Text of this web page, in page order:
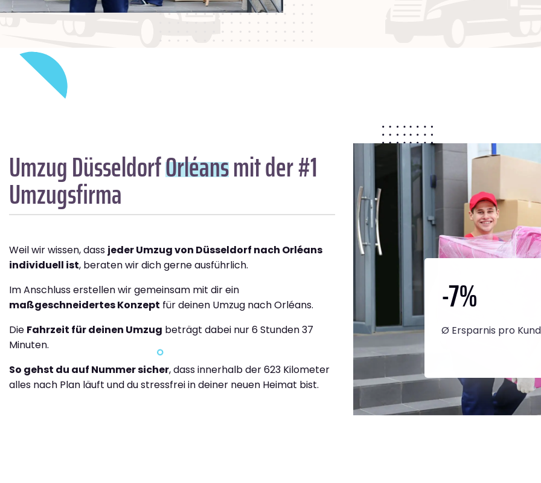
Umzug DüsseldorfOrléansmit der #1
Umzugsfirma
Weil wir wissen, dass jeder Umzug von Düsseldorf nach Orléans
individuell ist, beraten wir dich gerne ausführlich.
Im Anschluss erstellen wir gemeinsam mit dir ein
maßgeschneidertes Konzept für deinen Umzug nach Orléans.
Die Fahrzeit für deinen Umzug beträgt dabei nur 6 Stunden 37
Minuten.
So gehst du auf Nummer sicher, dass innerhalb der 623 Kilometer
alles nach Plan läuft und du stressfrei in deiner neuen Heimat bist.
-7%
Ø Ersparnis pro